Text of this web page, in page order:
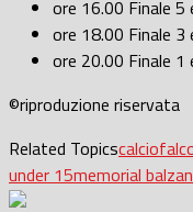
ore 16.00 Finale
ore 18.00 Finale
ore 20.00 Finale
©riproduzione riservata
Related Topicscalcio
under 15memorial